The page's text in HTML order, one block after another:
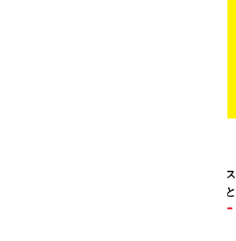
。ガソリンス
タンドや整備工場の既存インフラを活用すること
リー